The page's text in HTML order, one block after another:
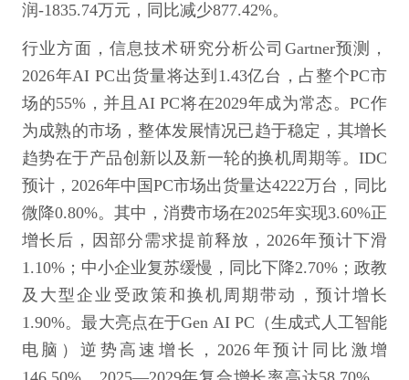
润-1835.74万元，同比减少877.42%。
行业方面，信息技术研究分析公司Gartner预测，
2026年AI PC出货量将达到1.43亿台，占整个PC市
场的55%，并且AI PC将在2029年成为常态。PC作
为成熟的市场，整体发展情况已趋于稳定，其增长
趋势在于产品创新以及新一轮的换机周期等。IDC
预计，2026年中国PC市场出货量达4222万台，同比
微降0.80%。其中，消费市场在2025年实现3.60%正
增长后，因部分需求提前释放，2026年预计下滑
1.10%；中小企业复苏缓慢，同比下降2.70%；政教
及大型企业受政策和换机周期带动，预计增长
1.90%。最大亮点在于Gen AI PC（生成式人工智能
电脑）逆势高速增长，2026年预计同比激增